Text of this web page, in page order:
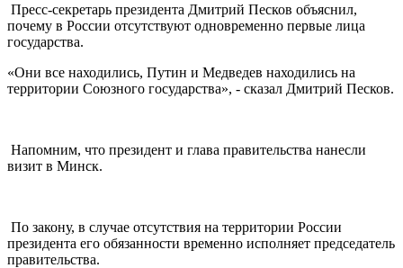
Пресс-секретарь президента Дмитрий Песков объяснил,
почему в России отсутствуют одновременно первые лица
государства.
«Они все находились, Путин и Медведев находились на
территории Союзного государства», - сказал Дмитрий Песков.
Напомним, что президент и глава правительства нанесли
визит в Минск.
По закону, в случае отсутствия на территории России
президента его обязанности временно исполняет председатель
правительства.